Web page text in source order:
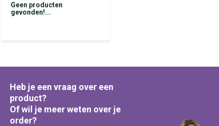
Geen producten
gevonden!...
Heb je een vraag over een
product?
Of wil je meer weten over je
order?